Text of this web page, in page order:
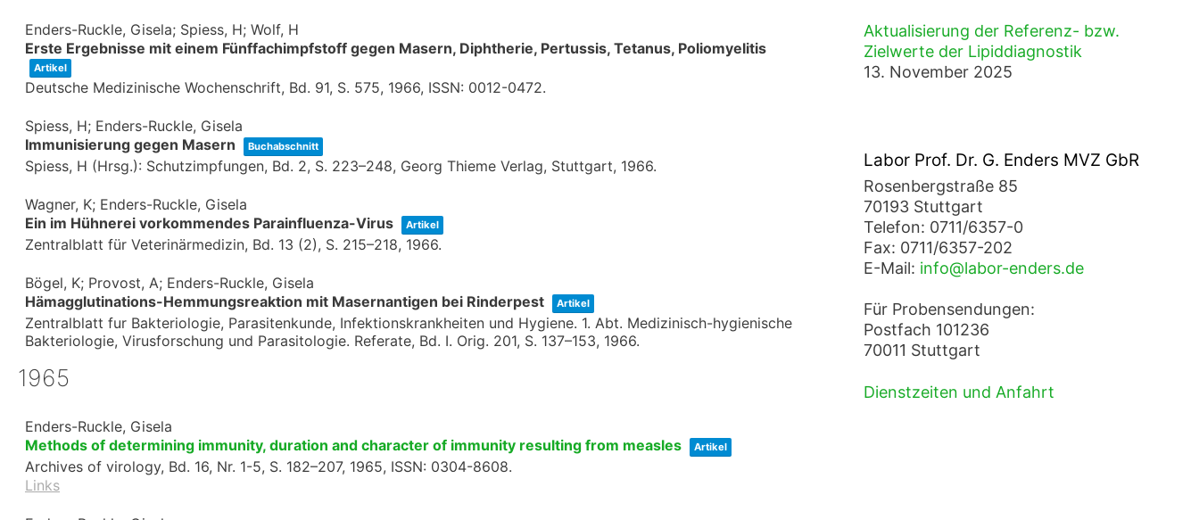
Enders-Ruckle, Gisela; Spiess, H; Wolf, H
Erste Ergebnisse mit einem Fünffachimpfstoff gegen Masern, Diphtherie, Pertussis, Tetanus, Poliomyelitis
Artikel
Deutsche Medizinische Wochenschrift, Bd. 91, S. 575, 1966, ISSN: 0012-0472.
Spiess, H; Enders-Ruckle, Gisela
Immunisierung gegen Masern
Buchabschnitt
Spiess, H (Hrsg.): Schutzimpfungen, Bd. 2, S. 223–248, Georg Thieme Verlag, Stuttgart, 1966.
Wagner, K; Enders-Ruckle, Gisela
Ein im Hühnerei vorkommendes Parainfluenza-Virus
Artikel
Zentralblatt für Veterinärmedizin, Bd. 13 (2), S. 215–218, 1966.
Bögel, K; Provost, A; Enders-Ruckle, Gisela
Hämagglutinations-Hemmungsreaktion mit Masernantigen bei Rinderpest
Artikel
Zentralblatt fur Bakteriologie, Parasitenkunde, Infektionskrankheiten und Hygiene. 1. Abt. Medizinisch-hygienische
Bakteriologie, Virusforschung und Parasitologie. Referate, Bd. I. Orig. 201, S. 137–153, 1966.
1965
Enders-Ruckle, Gisela
Methods of determining immunity, duration and character of immunity resulting from measles
Artikel
Archives of virology, Bd. 16, Nr. 1-5, S. 182–207, 1965, ISSN: 0304-8608.
Links
Aktualisierung der Referenz- bzw.
Zielwerte der Lipiddiagnostik
13. November 2025
Labor Prof. Dr. G. Enders MVZ GbR
Rosenbergstraße 85
70193 Stuttgart
Telefon: 0711/6357-0
Fax: 0711/6357-202
E-Mail: info@labor-enders.de
Für Probensendungen:
Postfach 101236
70011 Stuttgart
Dienstzeiten und Anfahrt